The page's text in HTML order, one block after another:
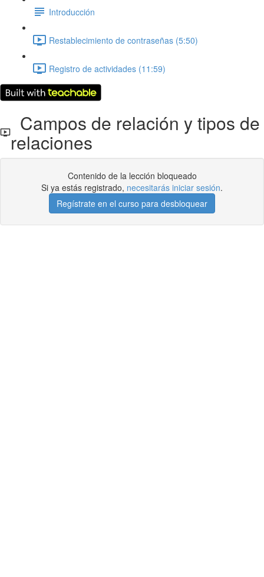
Introducción
Restablecimiento de contraseñas (5:50)
Registro de actividades (11:59)
Campos de relación y tipos de
relaciones
Contenido de la lección bloqueado
Si ya estás registrado, necesitarás iniciar sesión.
Regístrate en el curso para desbloquear